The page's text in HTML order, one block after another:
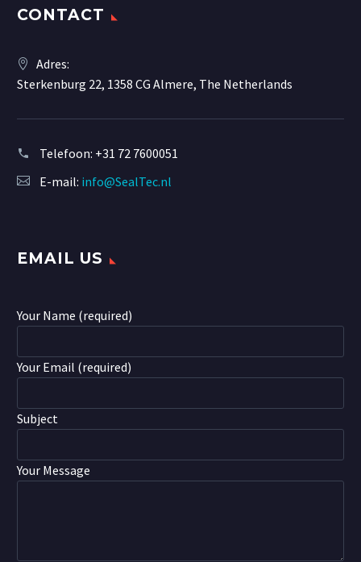
CONTACT
Adres:
Sterkenburg 22, 1358 CG Almere, The Netherlands
Telefoon: +31 72 7600051
E-mail: info@SealTec.nl
EMAIL US
Your Name (required)
Your Email (required)
Subject
Your Message